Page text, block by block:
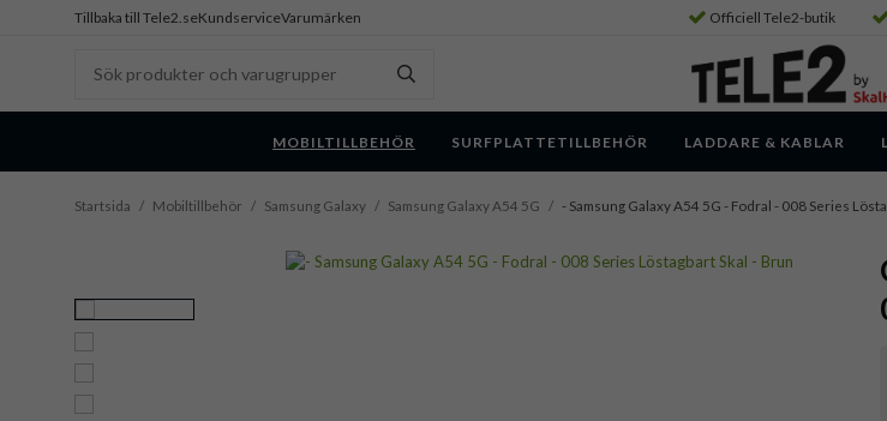
Tillbaka till Tele2.seKundserviceVarumärken Officiell Tele2-butik
MOBILTILLBEHÖR SURFPLATTETILLBEHÖR LADDARE & KABLAR
Startsida / Mobiltillbehör / Samsung Galaxy / Samsung Galaxy A54 5G / - Samsung Galaxy A54 5G - Fodral - 008 Series